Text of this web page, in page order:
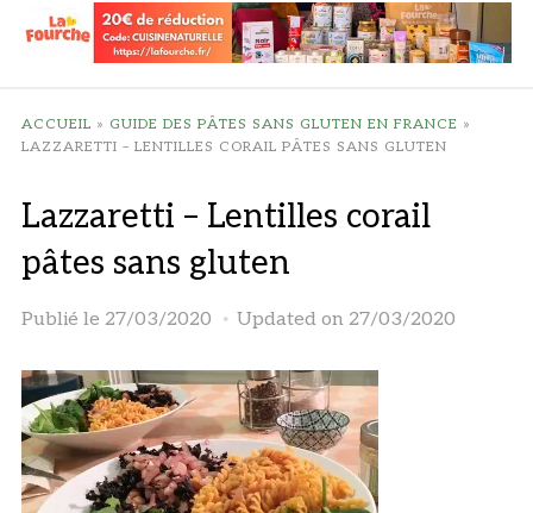
ACCUEIL » GUIDE DES PÂTES SANS GLUTEN EN FRANCE »
LAZZARETTI – LENTILLES CORAIL PÂTES SANS GLUTEN
Lazzaretti – Lentilles corail
pâtes sans gluten
Publié le 27/03/2020 Updated on 27/03/2020